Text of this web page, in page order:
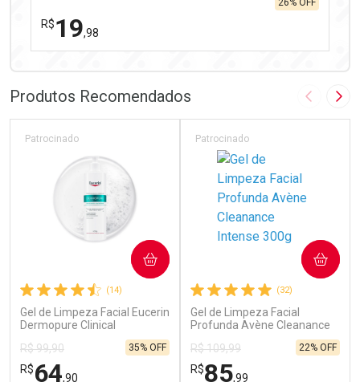
R$19,98
26% OFF
Laboratório
Ativar Desconto
Comprar sem Desconto
Por Menos
Comprar sem Desconto
Produtos Recomendados Imagem
(14)
Gel de Limpeza Facial Eucerin
Dermopure Clinical
Patrocinado
R$ 99,90
R$64,90
35% OFF
COMPRAR
(32)
Gel de Limpeza Facial
Profunda Avène Cleanance
Patrocinado
R$ 109,99
R$85,99
22% OFF
COMPRAR